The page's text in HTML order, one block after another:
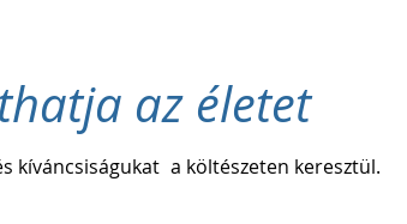
az életet
kíváncsiságukat a költészeten keresztül.